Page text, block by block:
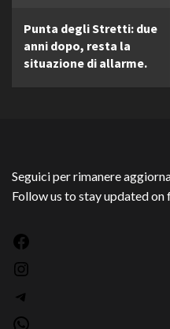
Punta degli Stretti: due
anni dopo, resta la
situazione di allarme.
Seguici per rimanere
Follow us to stay updated